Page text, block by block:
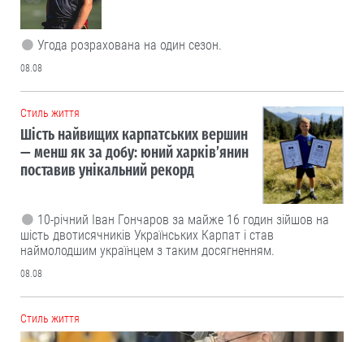
Угода розрахована на один сезон.
08.08
Cтиль життя
Шість найвищих карпатських вершин
— менш як за добу: юний харків’янин
поставив унікальний рекорд
10-річний Іван Гончаров за майже 16 годин зійшов на
шість двотисячників Українських Карпат і став
наймолодшим українцем з таким досягненням.
08.08
Cтиль життя